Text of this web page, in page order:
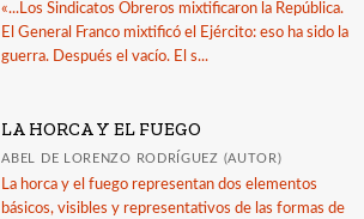
«...Los Sindicatos Obreros mixtificaron la República.
El General Franco mixtificó el Ejército: eso ha sido la
guerra. Después el vacío. El s...
LA HORCA Y EL FUEGO
ABEL DE LORENZO RODRÍGUEZ (AUTOR)
La horca y el fuego representan dos elementos
básicos, visibles y representativos de las formas de